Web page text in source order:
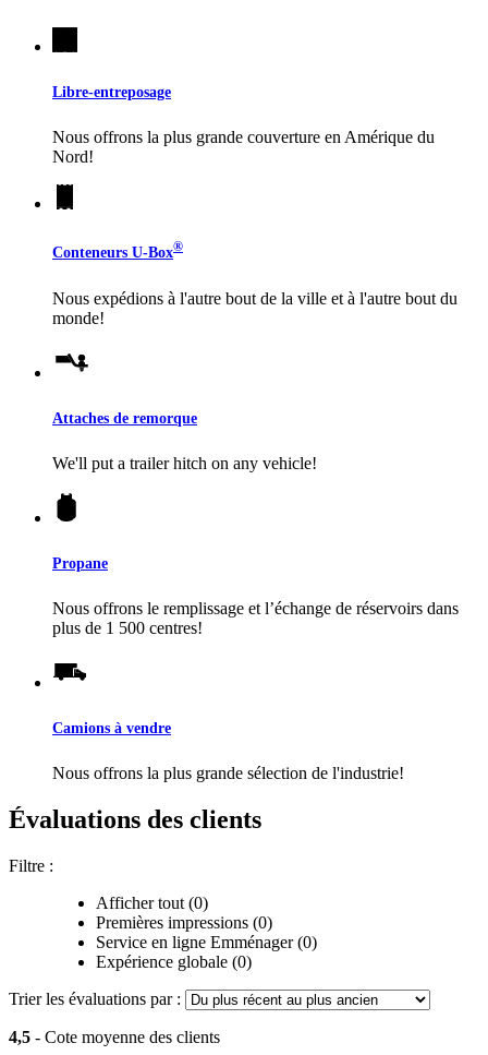
Libre-entreposage
Nous offrons la plus grande couverture en Amérique du
Nord!
Conteneurs U-Box®
Nous expédions à l'autre bout de la ville et à l'autre bout du
monde!
Attaches de remorque
We'll put a trailer hitch on any vehicle!
Propane
Nous offrons le remplissage et l’échange de réservoirs dans
plus de 1 500 centres!
Camions à vendre
Nous offrons la plus grande sélection de l'industrie!
Évaluations des clients
Filtre :
Afficher tout (0)
Premières impressions (0)
Service en ligne Emménager (0)
Expérience globale (0)
Trier les évaluations par :
4,5 - Cote moyenne des clients